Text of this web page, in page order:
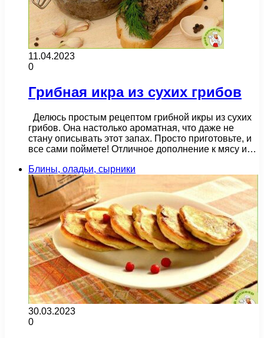
11.04.2023
0
Грибная икра из сухих грибов
Делюсь простым рецептом грибной икры из сухих
грибов. Она настолько ароматная, что даже не
стану описывать этот запах. Просто приготовьте, и
все сами поймете! Отличное дополнение к мясу и…
Блины, оладьи, сырники
30.03.2023
0